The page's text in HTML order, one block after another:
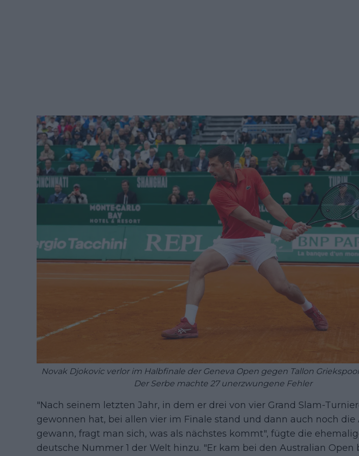
Novak Djokovic verlor im Halbfinale der Geneva Open gegen Tallon Griekspoor
Der Serbe machte 27 unerzwungene Fehler
"Nach seinem letzten Jahr, in dem er drei von vier Grand Slam-
gewonnen hat, bei allen vier im Finale stand und dann auch noch die
gewann, fragt man sich, was als nächstes kommt", fügte die
deutsche Nummer 1 der Welt hinzu. "Er kam bei den Australian Open